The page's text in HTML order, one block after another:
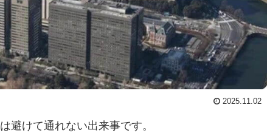
2025.11.02
避けて通れない出来事です。